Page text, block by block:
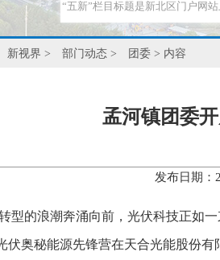
新视界 > 部门动态 > 团委 > 内容
孟河镇团委
发布日期：
型的浪潮奔涌向前，光伏科技正如
伏奥秘能源先锋营在天合光能股份